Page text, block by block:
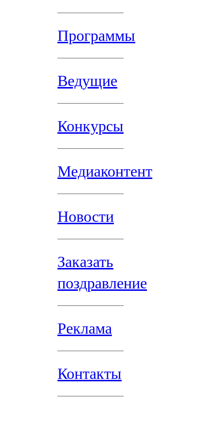
Программы
Ведущие
Конкурсы
Медиаконтент
Новости
Заказать
поздравление
Реклама
Контакты